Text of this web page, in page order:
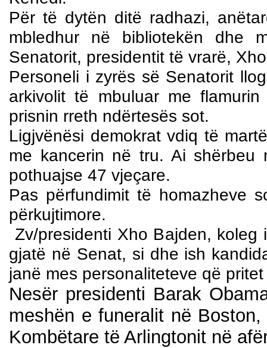
Për të dytën ditë radhazi,
mbledhur në bibliotekën dhe
Senatorit, presidentit të vrarë,
Personeli i zyrës së Senatorit
arkivolit të mbuluar me
prisnin rreth ndërtesës sot.
Ligjvënësi demokrat vdiq të
me kancerin në tru. Ai shërbeu
pothuajse 47 vjeçare.
Pas përfundimit të homazheve
përkujtimore.
Zv/presidenti Xho Bajden,
gjatë në Senat, si dhe ish
janë mes personaliteteve që
Nesër presidenti Barak
meshën e funeralit në
Kombëtare të Arlingtonit në